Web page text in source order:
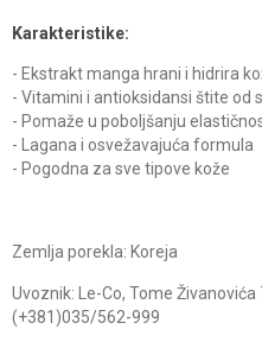
Karakteristike:
- Ekstrakt manga hrani i hidrira
- Vitamini i antioksidansi štite od
- Pomaže u poboljšanju
- Lagana i osvežavajuća formula
- Pogodna za sve tipove kože
Zemlja porekla: Koreja
Uvoznik: Le-Co, Tome
(+381)035/562-999